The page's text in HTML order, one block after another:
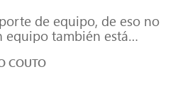
de equipo, de eso no
equipo también está
COUTO